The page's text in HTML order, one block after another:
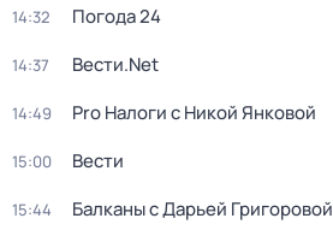
14:32 Погода 24
14:37 Вести.Net
14:49 Pro Налоги с Никой Янковой
15:00 Вести
15:44 Балканы с Дарьей Григоровой